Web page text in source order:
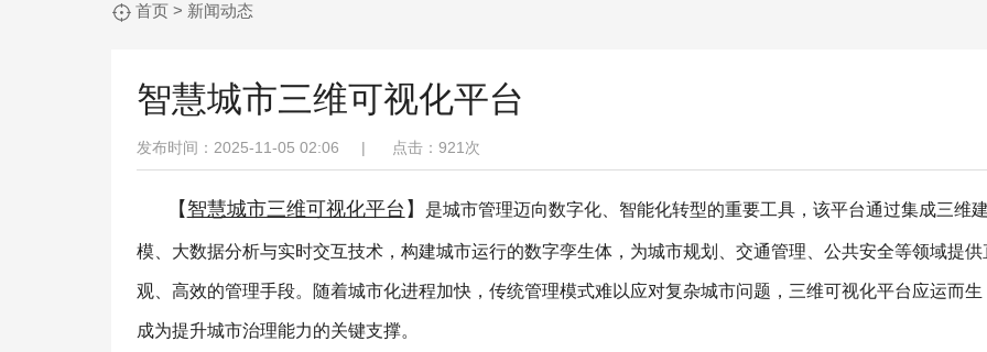
首页> 新闻动态
智慧城市三维可视化平台
发布时间：2025-11-05 02:06 | 点击： 921次
【 智慧城市三维可视化平台 】 是城市管理迈向数字化、智能化转型的重要工具，该平台通过集成三维
模、大数据分析与实时交互技术，构建城市运行的数字孪生体，为城市规划、交通管理、公共安全等领域提供
观、高效的管理手段。随着城市化进程加快，传统管理模式难以应对复杂城市问题，三维可视化平台应运而生
成为提升城市治理能力的关键支撑。